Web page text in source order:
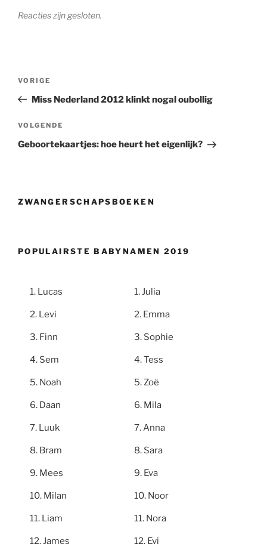
Reacties zijn gesloten.
Vorig
bericht
VORIGE
Miss Nederland 2012 klinkt nogal oubollig
Volgend
bericht
VOLGENDE
Geboortekaartjes: hoe heurt het eigenlijk?
ZWANGERSCHAPSBOEKEN
POPULAIRSTE BABYNAMEN 2019
Lucas
Levi
Finn
Sem
Noah
Daan
Luuk
Bram
Mees
Milan
Liam
James
Julia
Emma
Sophie
Tess
Zoë
Mila
Anna
Sara
Eva
Noor
Nora
Evi